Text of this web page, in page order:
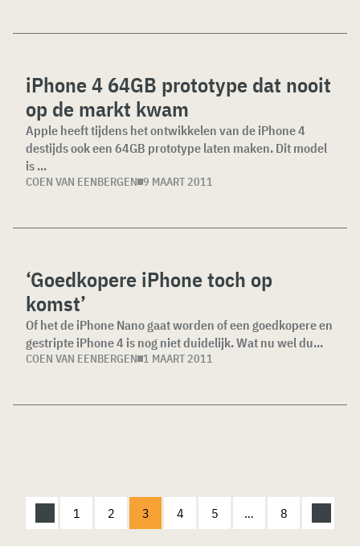
iPhone 4 64GB prototype dat nooit
op de markt kwam
Apple heeft tijdens het ontwikkelen van de iPhone 4
destijds ook een 64GB prototype laten maken. Dit model
is ...
COEN VAN EENBERGEN 9 MAART 2011
‘Goedkopere iPhone toch op
komst’
Of het de iPhone Nano gaat worden of een goedkopere en
gestripte iPhone 4 is nog niet duidelijk. Wat nu wel du...
COEN VAN EENBERGEN 1 MAART 2011
1 2 3 4 5 … 8